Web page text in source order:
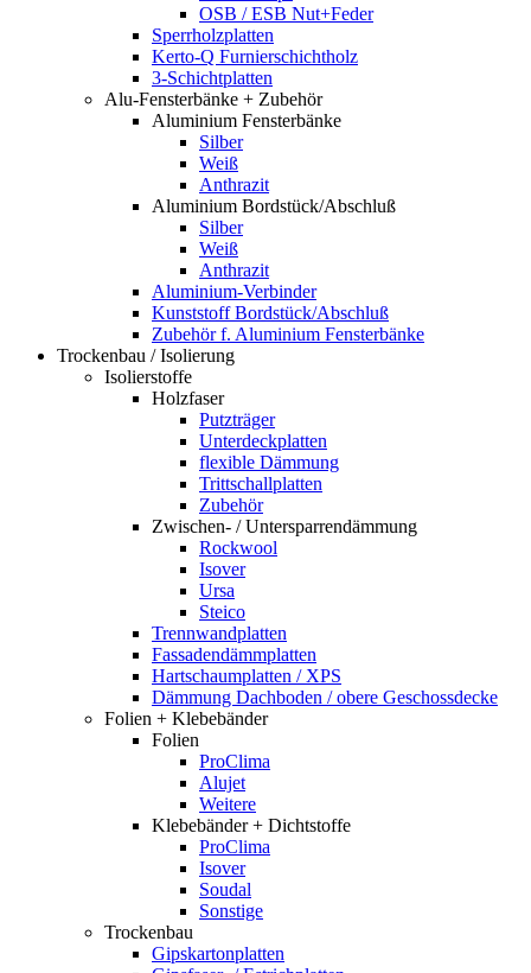
OSB / ESB Nut+Feder
Sperrholzplatten
Kerto-Q Furnierschichtholz
3-Schichtplatten
Alu-Fensterbänke + Zubehör
Aluminium Fensterbänke
Silber
Weiß
Anthrazit
Aluminium Bordstück/Abschluß
Silber
Weiß
Anthrazit
Aluminium-Verbinder
Kunststoff Bordstück/Abschluß
Zubehör f. Aluminium Fensterbänke
Trockenbau / Isolierung
Isolierstoffe
Holzfaser
Putzträger
Unterdeckplatten
flexible Dämmung
Trittschallplatten
Zubehör
Zwischen- / Untersparrendämmung
Rockwool
Isover
Ursa
Steico
Trennwandplatten
Fassadendämmplatten
Hartschaumplatten / XPS
Dämmung Dachboden / obere Geschossdecke
Folien + Klebebänder
Folien
ProClima
Alujet
Weitere
Klebebänder + Dichtstoffe
ProClima
Isover
Soudal
Sonstige
Trockenbau
Gipskartonplatten